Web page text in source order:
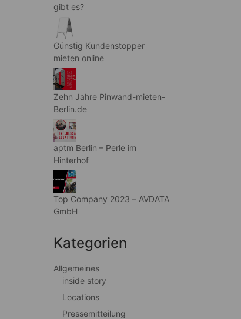
gibt es?
Günstig Kundenstopper
mieten online
Zehn Jahre Pinwand-mieten-
Berlin.de
aptm Berlin – Perle im
Hinterhof
Top Company 2023 – AVDATA
GmbH
Kategorien
Allgemeines
inside story
Locations
Pressemitteilung